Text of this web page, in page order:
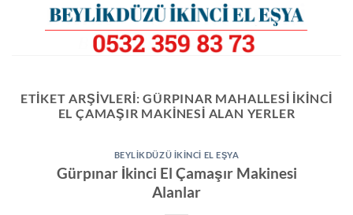
ETIKET ARŞIVLERI:GÜRPINAR MAHALLESI IKINCI
EL ÇAMAŞIR MAKINESI ALAN YERLER
BEYLIKDÜZÜ İKINCI EL EŞYA
Gürpınar İkinci El Çamaşır Makinesi
Alanlar